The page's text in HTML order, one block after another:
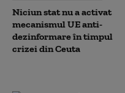
Niciun stat nu a activat
mecanismul UE anti-
dezinformare în timpul
crizei din Ceuta